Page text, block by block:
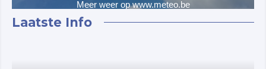
Laatste Info